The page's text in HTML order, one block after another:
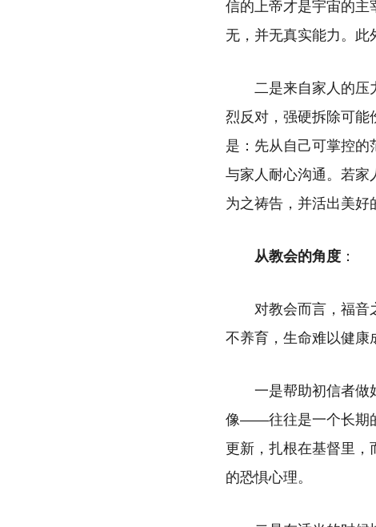
信的上帝才是宇宙的主
无，并无真实能力。此
二是来自家人的压
烈反对，强硬拆除可能
是：先从自己可掌控
与家人耐心沟通。若家
为之祷告，并活出美好
从教会的角度 ：
对教会而言，福音
不养育，生命难以健康
一是帮助初信者
像——往往是一个长期
更新，扎根在基督里，
的恐惧心理。